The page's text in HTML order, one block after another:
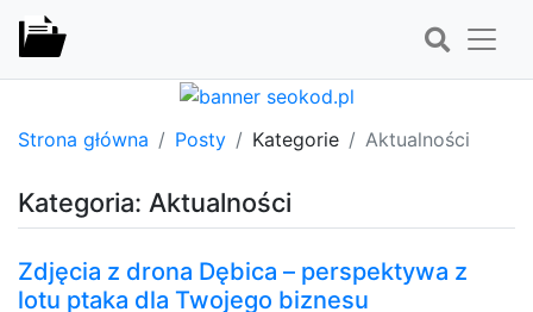
Strona główna Posty Kategorie Aktualności
Kategoria: Aktualności
Zdjęcia z drona Dębica – perspektywa z
lotu ptaka dla Twojego biznesu